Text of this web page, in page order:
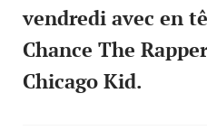
vendredi avec en
Chance The
Chicago Kid.